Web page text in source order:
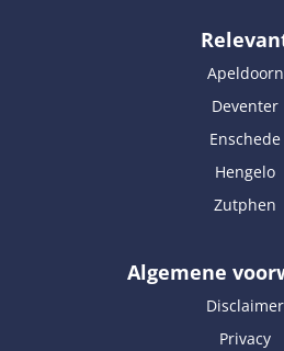
Apeldoorn
Deventer
Enschede
Hengelo
Zutphen
Algemene
Disclaimer
Privacy